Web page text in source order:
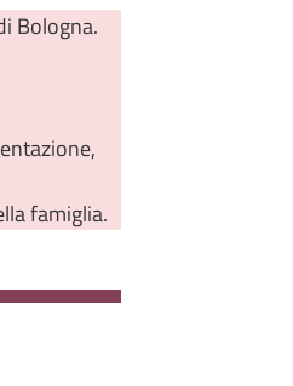
Bologna.
famiglia.